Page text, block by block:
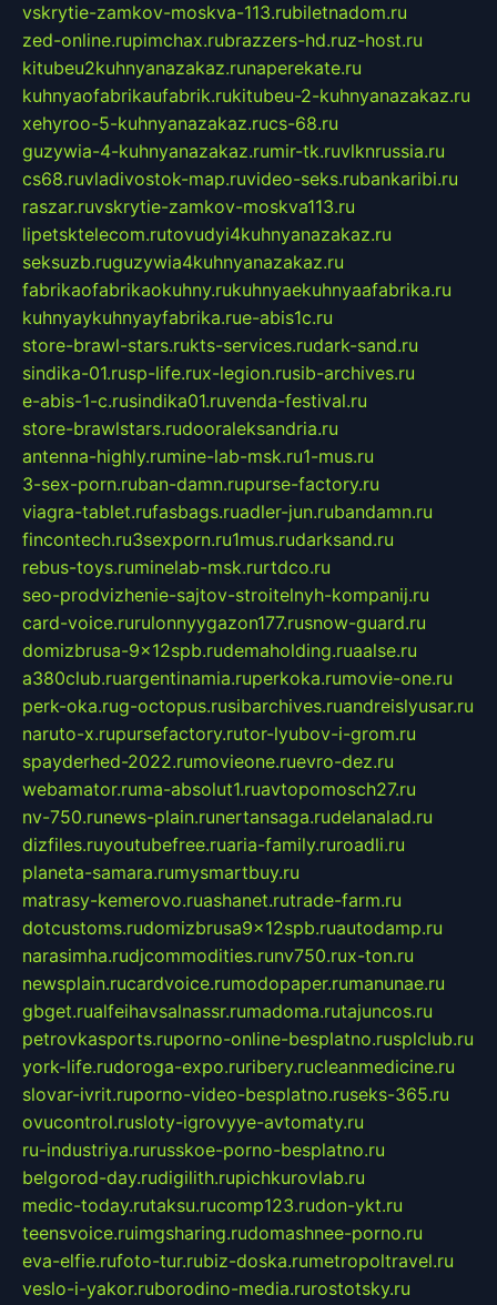
vskrytie-zamkov-moskva-113.rubiletnadom.ru
zed-online.rupimchax.rubrazzers-hd.ruz-host.ru
kitubeu2kuhnyanazakaz.runaperekate.ru
kuhnyaofabrikaufabrik.rukitubeu-2-kuhnyanazakaz.ru
xehyroo-5-kuhnyanazakaz.rucs-68.ru
guzywia-4-kuhnyanazakaz.rumir-tk.ruvlknrussia.ru
cs68.ruvladivostok-map.ruvideo-seks.rubankaribi.ru
raszar.ruvskrytie-zamkov-moskva113.ru
lipetsktelecom.rutovudyi4kuhnyanazakaz.ru
seksuzb.ruguzywia4kuhnyanazakaz.ru
fabrikaofabrikaokuhny.rukuhnyaekuhnyaafabrika.ru
kuhnyaykuhnyayfabrika.rue-abis1c.ru
store-brawl-stars.rukts-services.rudark-sand.ru
sindika-01.rusp-life.rux-legion.rusib-archives.ru
e-abis-1-c.rusindika01.ruvenda-festival.ru
store-brawlstars.rudooraleksandria.ru
antenna-highly.rumine-lab-msk.ru1-mus.ru
3-sex-porn.ruban-damn.rupurse-factory.ru
viagra-tablet.rufasbags.ruadler-jun.rubandamn.ru
fincontech.ru3sexporn.ru1mus.rudarksand.ru
rebus-toys.ruminelab-msk.rurtdco.ru
seo-prodvizhenie-sajtov-stroitelnyh-kompanij.ru
card-voice.rurulonnyygazon177.rusnow-guard.ru
domizbrusa-9x12spb.rudemaholding.ruaalse.ru
a380club.ruargentinamia.ruperkoka.rumovie-one.ru
perk-oka.rug-octopus.rusibarchives.ruandreislyusar.ru
naruto-x.rupursefactory.rutor-lyubov-i-grom.ru
spayderhed-2022.rumovieone.ruevro-dez.ru
webamator.ruma-absolut1.ruavtopomosch27.ru
nv-750.runews-plain.runertansaga.rudelanalad.ru
dizfiles.ruyoutubefree.ruaria-family.ruroadli.ru
planeta-samara.rumysmartbuy.ru
matrasy-kemerovo.ruashanet.rutrade-farm.ru
dotcustoms.rudomizbrusa9x12spb.ruautodamp.ru
narasimha.rudjcommodities.runv750.rux-ton.ru
newsplain.rucardvoice.rumodopaper.rumanunae.ru
gbget.rualfeihavsalnassr.rumadoma.rutajuncos.ru
petrovkasports.ruporno-online-besplatno.rusplclub.ru
york-life.rudoroga-expo.ruribery.rucleanmedicine.ru
slovar-ivrit.ruporno-video-besplatno.ruseks-365.ru
ovucontrol.rusloty-igrovyye-avtomaty.ru
ru-industriya.rurusskoe-porno-besplatno.ru
belgorod-day.rudigilith.rupichkurovlab.ru
medic-today.rutaksu.rucomp123.rudon-ykt.ru
teensvoice.ruimgsharing.rudomashnee-porno.ru
eva-elfie.rufoto-tur.rubiz-doska.rumetropoltravel.ru
veslo-i-yakor.ruborodino-media.rurostotsky.ru